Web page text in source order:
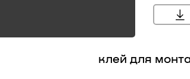
клей для